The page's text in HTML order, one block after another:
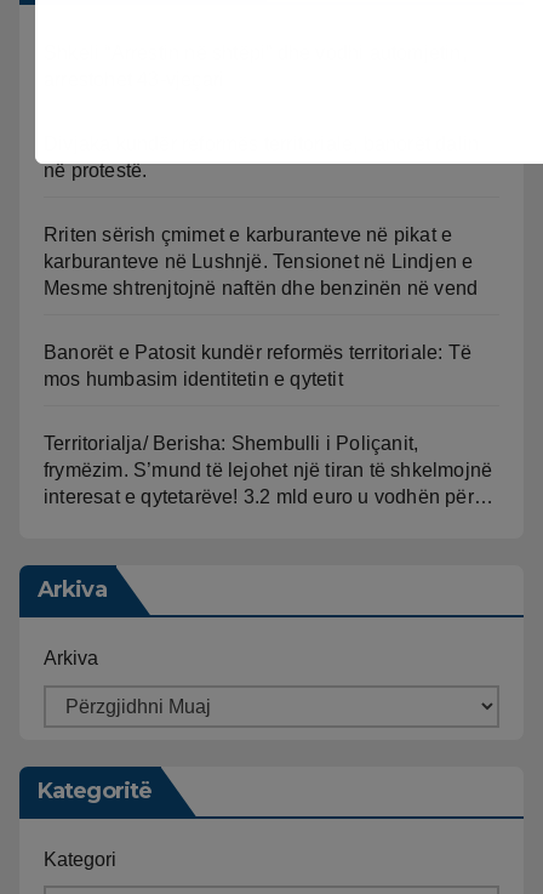
në protestë.
Rriten sërish çmimet e karburanteve në pikat e
karburanteve në Lushnjë. Tensionet në Lindjen e
Mesme shtrenjtojnë naftën dhe benzinën në vend
Banorët e Patosit kundër reformës territoriale: Të
mos humbasim identitetin e qytetit
Territorialja/ Berisha: Shembulli i Poliçanit,
frymëzim. S’mund të lejohet një tiran të shkelmojnë
interesat e qytetarëve! 3.2 mld euro u vodhën për…
Arkiva
Arkiva
Kategoritë
Kategori